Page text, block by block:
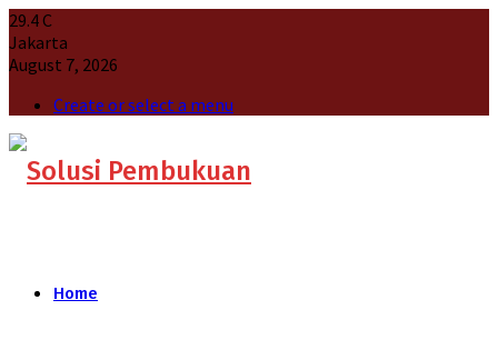
29.4C
Jakarta
August 7, 2026
Create or select a menu
Home